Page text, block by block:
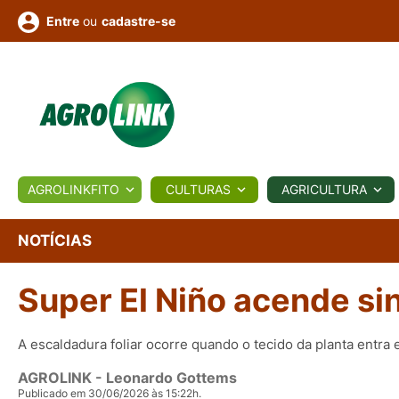
BIOLÓGICOS COTAÇÕES NOTÍCIAS
Conversor Colunistas Eventos
e
Vídeos
Entre ou cadastre-se
AGROLINKFITO CULTURAS AGRICULTURA
NOTÍCIAS
Super El Niño acende
A escaldadura foliar ocorre quando o tecido da planta entra
AGROLINK - Leonardo Gottems
Publicado em 30/06/2026 às 15:22h.